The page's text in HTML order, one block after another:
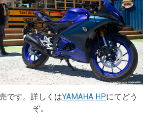
です。詳しくはYAMAHA HPにてどう
ぞ。